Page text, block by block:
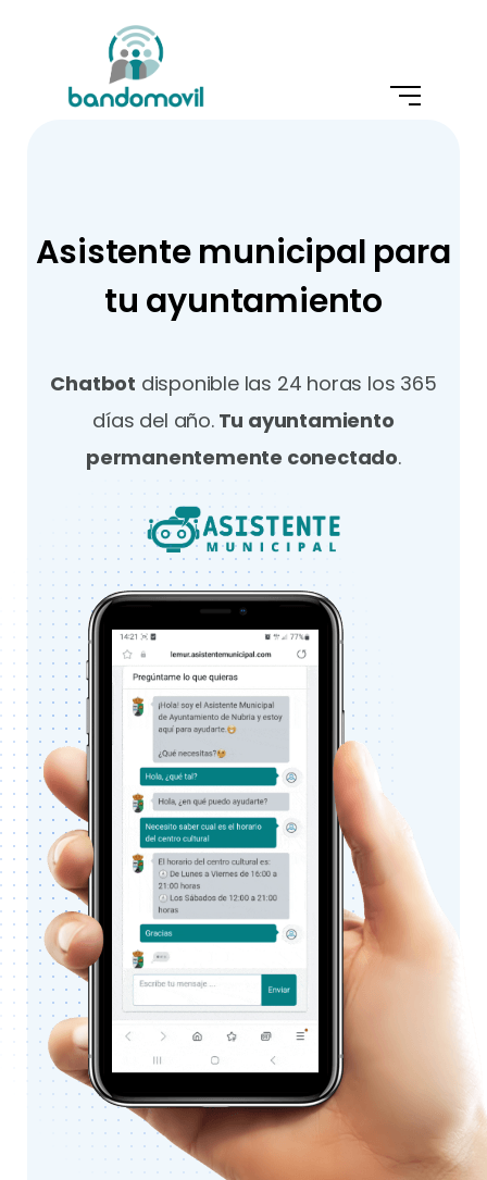
Asistente municipal para
tu ayuntamiento
Chatbot disponible las 24 horas los 365
días del año.Tu ayuntamiento
permanentemente conectado.